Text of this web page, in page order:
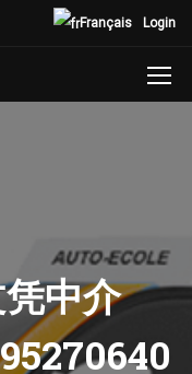
Login
Français
中介